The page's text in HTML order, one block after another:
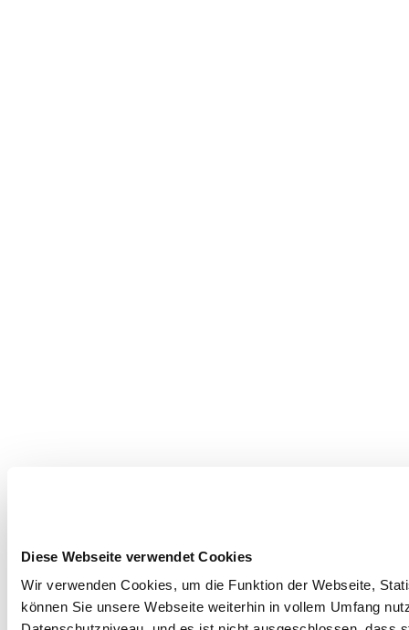
Diese Webseite verwendet Cookies
Wir verwenden Cookies, um die Funktion der Webseite,
können Sie unsere Webseite weiterhin in vollem Umfang